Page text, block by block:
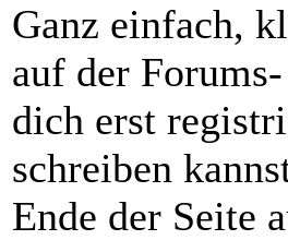
Ganz einfach,
auf der
dich erst
schreiben
Ende der Seite